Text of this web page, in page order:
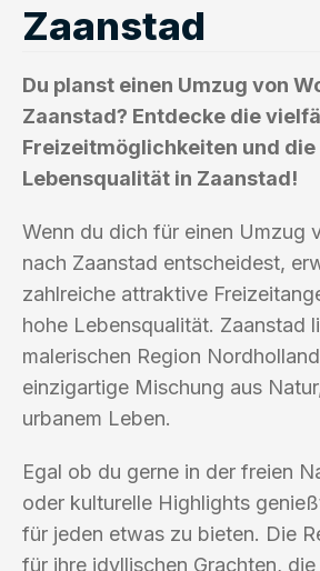
Zaanstad
Du planst einen Umzug von
Zaanstad? Entdecke die
Freizeitmöglichkeiten und die
Lebensqualität in Zaanstad!
Wenn du dich für einen Umzug
nach Zaanstad entscheidest,
zahlreiche attraktive
hohe Lebensqualität. Zaanstad
malerischen Region
einzigartige Mischung aus
urbanem Leben.
Egal ob du gerne in der freien
oder kulturelle Highlights
für jeden etwas zu bieten. Die
für ihre idyllischen Grachten, die